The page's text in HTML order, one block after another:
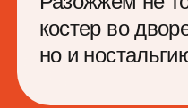
Куратор
Левон Гончаров